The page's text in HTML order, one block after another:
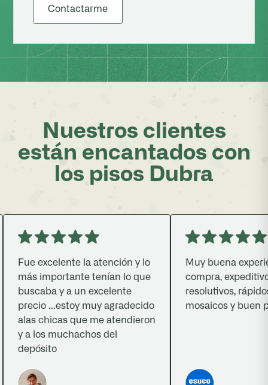
Contactarme
Nuestros clientes
están encantados con
los pisos Dubra
Fue excelente la atención y lo
más importante tenían lo que
buscaba y a un excelente
precio ...estoy muy agradecido
alas chicas que me atendieron
y a los muchachos del
depósito
Muy buena
compra, expeditivos,
resolutivos, rápidos,
mosaicos y buen